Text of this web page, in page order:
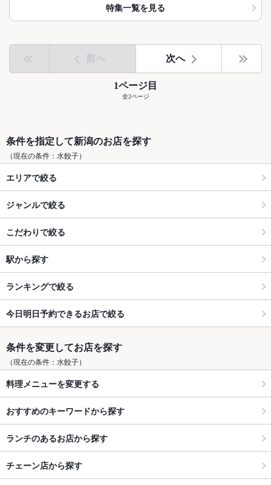
特集一覧を見る
前へ 次へ
1ページ目
全2ページ
条件を指定して新潟のお店を探す
（現在の条件：水餃子）
エリアで絞る
ジャンルで絞る
こだわりで絞る
駅から探す
ランキングで絞る
今日明日予約できるお店で絞る
条件を変更してお店を探す
（現在の条件：水餃子）
料理メニューを変更する
おすすめのキーワードから探す
ランチのあるお店から探す
チェーン店から探す